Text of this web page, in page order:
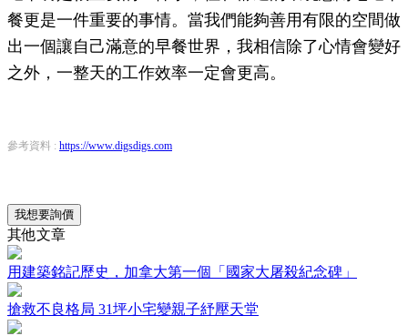
餐更是一件重要的事情。當我們能夠善用有限的空間做
出一個讓自己滿意的早餐世界，我相信除了心情會變好
之外，一整天的工作效率一定會更高。
參考資料 : https://www.digsdigs.com
我想要詢價
其他文章
用建築銘記歷史，加拿大第一個「國家大屠殺紀念碑」
搶救不良格局 31坪小宅變親子紓壓天堂